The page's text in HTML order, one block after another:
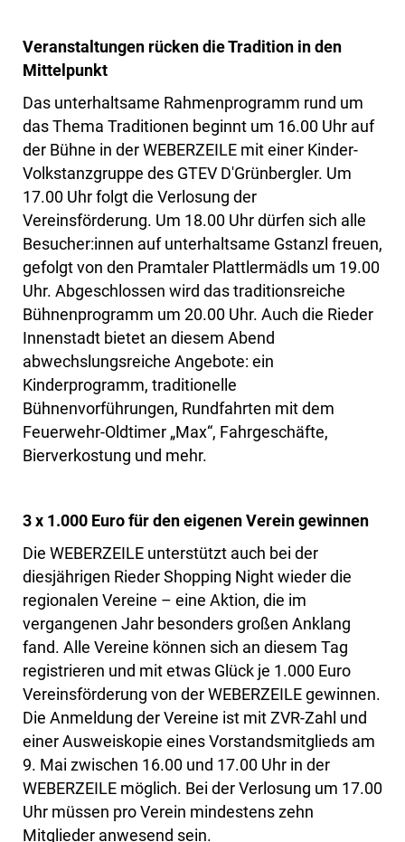
Veranstaltungen rücken die Tradition in den
Mittelpunkt
Das unterhaltsame Rahmenprogramm rund um
das Thema Traditionen beginnt um 16.00 Uhr auf
der Bühne in der WEBERZEILE mit einer Kinder-
Volkstanzgruppe des GTEV D'Grünbergler. Um
17.00 Uhr folgt die Verlosung der
Vereinsförderung. Um 18.00 Uhr dürfen sich alle
Besucher:innen auf unterhaltsame Gstanzl freuen,
gefolgt von den Pramtaler Plattlermädls um 19.00
Uhr. Abgeschlossen wird das traditionsreiche
Bühnenprogramm um 20.00 Uhr. Auch die Rieder
Innenstadt bietet an diesem Abend
abwechslungsreiche Angebote: ein
Kinderprogramm, traditionelle
Bühnenvorführungen, Rundfahrten mit dem
Feuerwehr-Oldtimer „Max“, Fahrgeschäfte,
Bierverkostung und mehr.
3 x 1.000 Euro für den eigenen Verein gewinnen
Die WEBERZEILE unterstützt auch bei der
diesjährigen Rieder Shopping Night wieder die
regionalen Vereine – eine Aktion, die im
vergangenen Jahr besonders großen Anklang
fand. Alle Vereine können sich an diesem Tag
registrieren und mit etwas Glück je 1.000 Euro
Vereinsförderung von der WEBERZEILE gewinnen.
Die Anmeldung der Vereine ist mit ZVR-Zahl und
einer Ausweiskopie eines Vorstandsmitglieds am
9. Mai zwischen 16.00 und 17.00 Uhr in der
WEBERZEILE möglich. Bei der Verlosung um 17.00
Uhr müssen pro Verein mindestens zehn
Mitglieder anwesend sein.